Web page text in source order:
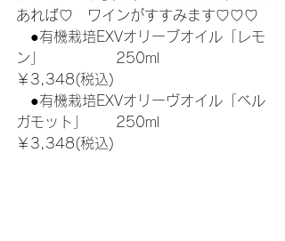
あれば♡　ワインがすすみます♡♡♡
●有機栽培EXVオリーブオイル「レモ
ン」　　　　　250ml
￥3,348(税込)
●有機栽培EXVオリーヴオイル「ベル
ガモット」　　250ml
￥3,348(税込)